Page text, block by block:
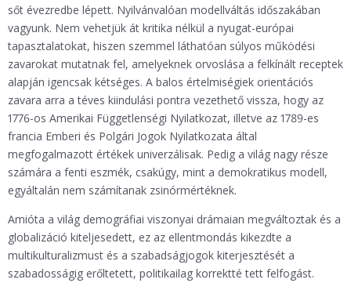
sőt évezredbe lépett. Nyilvánvalóan modellváltás időszakában
vagyunk. Nem vehetjük át kritika nélkül a nyugat-európai
tapasztalatokat, hiszen szemmel láthatóan súlyos működési
zavarokat mutatnak fel, amelyeknek orvoslása a felkínált receptek
alapján igencsak kétséges. A balos értelmiségiek orientációs
zavara arra a téves kiindulási pontra vezethető vissza, hogy az
1776-os Amerikai Függetlenségi Nyilatkozat, illetve az 1789-es
francia Emberi és Polgári Jogok Nyilatkozata által
megfogalmazott értékek univerzálisak. Pedig a világ nagy része
számára a fenti eszmék, csakúgy, mint a demokratikus modell,
egyáltalán nem számítanak zsinórmértéknek.
Amióta a világ demográfiai viszonyai drámaian megváltoztak és a
globalizáció kiteljesedett, ez az ellentmondás kikezdte a
multikulturalizmust és a szabadságjogok kiterjesztését a
szabadosságig erőltetett, politikailag korrektté tett felfogást.